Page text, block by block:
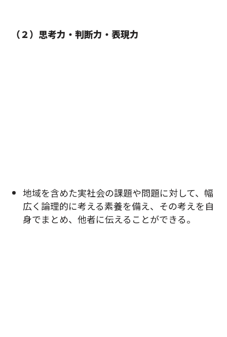
（２）思考力・判断力・表現力
地域を含めた実社会の課題や問題に対して、幅
広く論理的に考える素養を備え、その考えを自
身でまとめ、他者に伝えることができる。